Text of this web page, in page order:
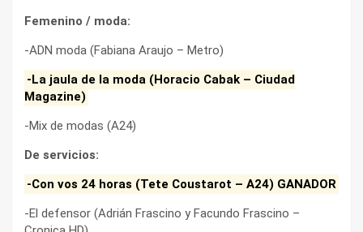
Femenino / moda:
-ADN moda (Fabiana Araujo – Metro)
-La jaula de la moda (Horacio Cabak – Ciudad
Magazine)
-Mix de modas (A24)
De servicios:
-Con vos 24 horas (Tete Coustarot – A24) GANADOR
-El defensor (Adrián Frascino y Facundo Frascino –